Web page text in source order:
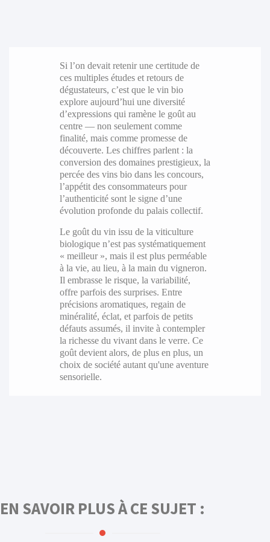
Si l’on devait retenir une certitude de
ces multiples études et retours de
dégustateurs, c’est que le vin bio
explore aujourd’hui une diversité
d’expressions qui ramène le goût au
centre — non seulement comme
finalité, mais comme promesse de
découverte. Les chiffres parlent : la
conversion des domaines prestigieux, la
percée des vins bio dans les concours,
l’appétit des consommateurs pour
l’authenticité sont le signe d’une
évolution profonde du palais collectif.
Le goût du vin issu de la viticulture
biologique n’est pas systématiquement
« meilleur », mais il est plus perméable
à la vie, au lieu, à la main du vigneron.
Il embrasse le risque, la variabilité,
offre parfois des surprises. Entre
précisions aromatiques, regain de
minéralité, éclat, et parfois de petits
défauts assumés, il invite à contempler
la richesse du vivant dans le verre. Ce
goût devient alors, de plus en plus, un
choix de société autant qu'une aventure
sensorielle.
EN SAVOIR PLUS À CE SUJET :